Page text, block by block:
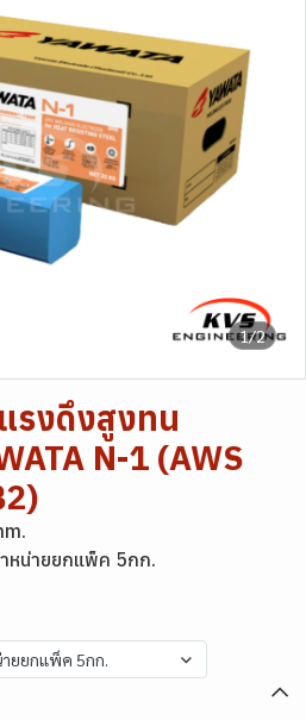
1/2
รงดึงสูงทน
N-1 (AWS
หน่ายยกแพ็ค 5กก.
ยยกแพ็ค 5กก.